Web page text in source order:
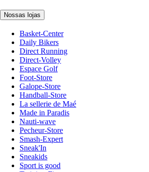
Nossas lojas
Basket-Center
Daily Bikers
Direct Running
Direct-Volley
Espace Golf
Foot-Store
Galope-Store
Handball-Store
La sellerie de Maé
Made in Paradis
Nauti-wave
Pecheur-Store
Smash-Expert
Sneak'In
Sneakids
Sport is good